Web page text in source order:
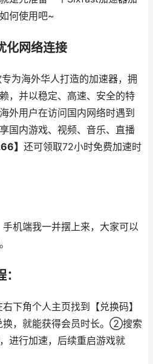
何使用吧~
化网络连接
为海外华人打造的加速器，拥
，并以稳定、高速、安全的特
外用户在访问国内网络时遇到
国内游戏、视频、音乐、直播
】 还可领取72小时免费加速时
机端我一并摆上来，大家可以
下角个人主页找到【兑换码】
换，就能获得会员时长。②搜索
进行加速，后续重启游戏就